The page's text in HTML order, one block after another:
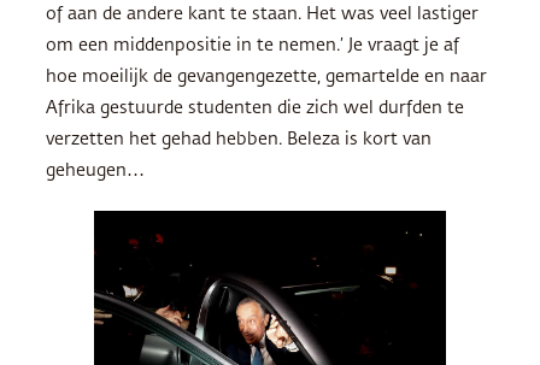
of aan de andere kant te staan. Het was veel lastiger
om een middenpositie in te nemen.’ Je vraagt je af
hoe moeilijk de gevangengezette, gemartelde en naar
Afrika gestuurde studenten die zich wel durfden te
verzetten het gehad hebben. Beleza is kort van
geheugen…